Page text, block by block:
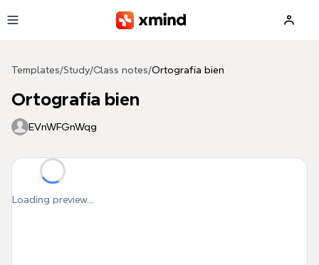
Templates/Study/Class notes/Ortografía bien
Ortografía bien
EVnWFGnWqg
Loading preview...